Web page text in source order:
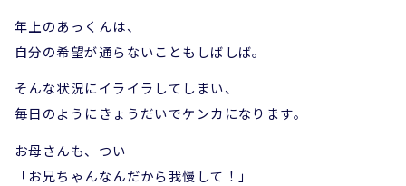
年上のあっくんは、
自分の希望が通らないこともしばしば。
そんな状況にイライラしてしまい、
毎日のようにきょうだいでケンカになります。
お母さんも、つい
「お兄ちゃんなんだから我慢して！」